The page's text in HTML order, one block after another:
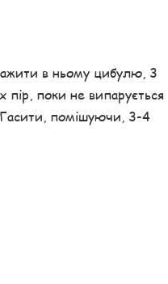
в ньому цибулю, 3
поки не випарується
Гасити, помішуючи, 3-4